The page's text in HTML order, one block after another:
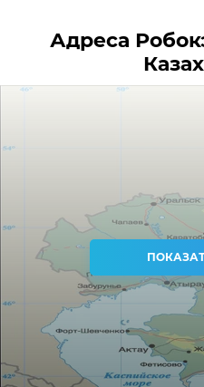
Адреса